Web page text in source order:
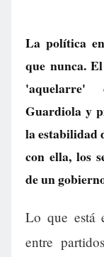
La política
que nunca.
Guardiola y
la estabilidad
con ella, los
de un
Lo que está
entre